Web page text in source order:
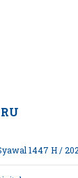
1447 H /